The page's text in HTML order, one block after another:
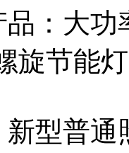
：大功
旋节能
型普